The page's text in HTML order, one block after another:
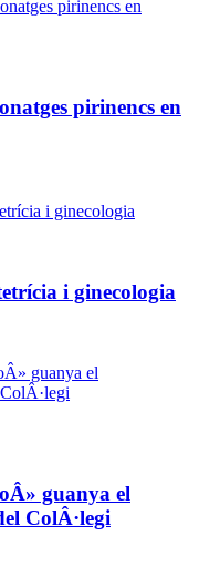
pirinencs en
i ginecologia
guanya el
ColÂ·legi